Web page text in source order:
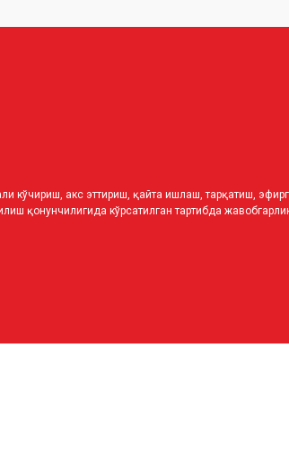
кўчириш, акс эттириш, қайта ишлаш, тарқатиш,
қонунчилигида кўрсатилган тартибда